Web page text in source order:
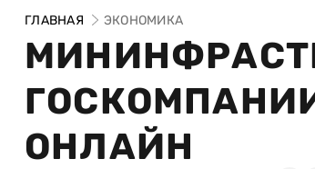
ГЛАВНАЯ ЭКОНОМИКА
ОНЛАЙН